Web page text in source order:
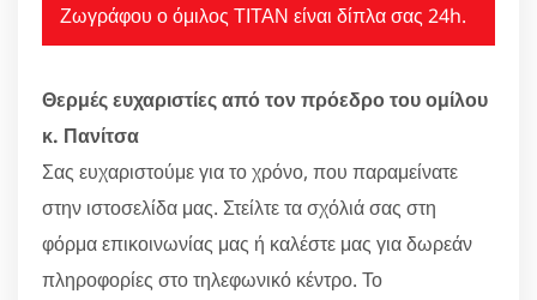
Ζωγράφου ο όμιλος ΤΙΤΑΝ είναι δίπλα σας 24h.
Θερμές ευχαριστίες από τον πρόεδρο του ομίλου
κ. Πανίτσα
Σας ευχαριστούμε για το χρόνο, που παραμείνατε
στην ιστοσελίδα μας. Στείλτε τα σχόλιά σας στη
φόρμα επικοινωνίας μας ή καλέστε μας για δωρεάν
πληροφορίες στο τηλεφωνικό κέντρο. Το